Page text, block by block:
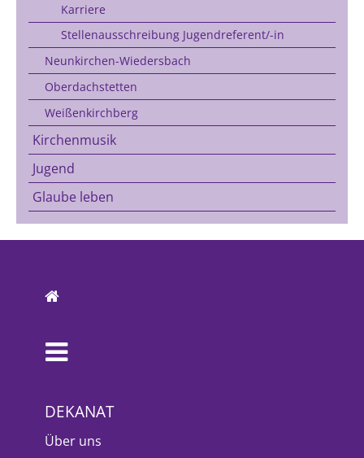
Karriere
Stellenausschreibung Jugendreferent/-in
Neunkirchen-Wiedersbach
Oberdachstetten
Weißenkirchberg
Kirchenmusik
Jugend
Glaube leben
DEKANAT
Über uns